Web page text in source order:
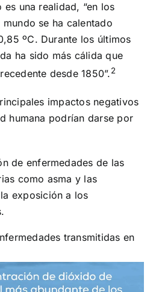
una realidad, “en los
se ha calentado
ºC. Durante los últimos
ha sido más cálida que
desde 1850”.2
impactos negativos
humana podrían darse por
de enfermedades de las
como asma y las
exposición a los
transmitidas en